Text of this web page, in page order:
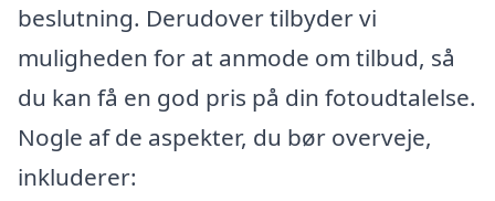
beslutning. Derudover tilbyder vi
muligheden for at anmode om tilbud, så
du kan få en god pris på din fotoudtalelse.
Nogle af de aspekter, du bør overveje,
inkluderer: